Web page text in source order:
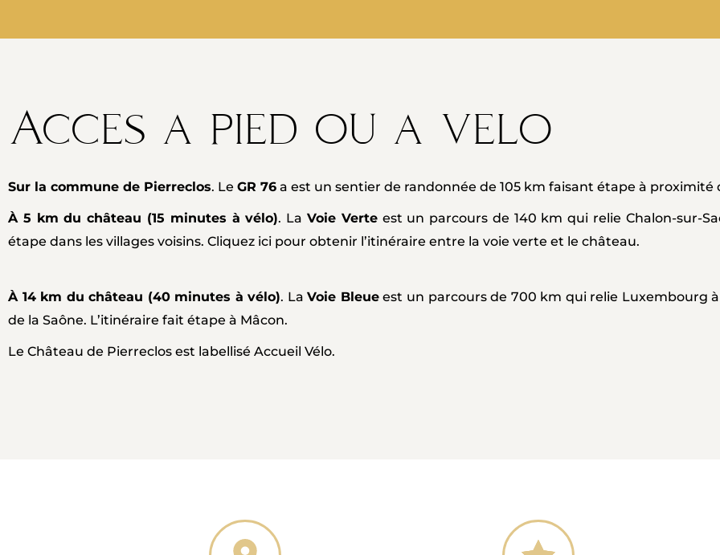
Acces a pied ou a velo
Sur la commune de Pierreclos. Le GR 76 a est un sentier de randonnée de 105 km faisant étape à proximité
À 5 km du château (15 minutes à vélo). La Voie Verteest un parcours de 140 km qui relie Chalon-sur-
étape dans les villages voisins. Cliquez ici pour obtenir l’itinéraire entre la voie verte et le château.
À 14 km du château (40 minutes à vélo). LaVoie Bleueest un parcours de 700 km qui relie Luxembourg
de la Saône. L’itinéraire fait étape à Mâcon.
Le Château de Pierreclos est labellisé Accueil Vélo.